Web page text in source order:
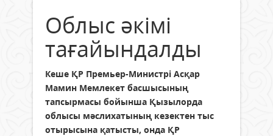
Облыс әкімі
тағайындалды
Кеше ҚР Премьер-Министрі Асқар
Мамин Мемлекет басшысының
тапсырмасы бойынша Қызылорда
облысы мәслихатының кезектен тыс
отырысына қатысты, онда ҚР